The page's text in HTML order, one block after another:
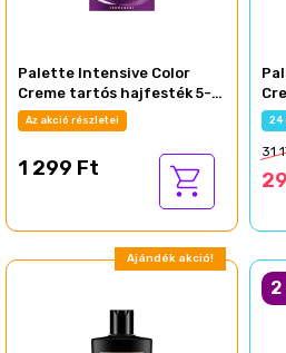
Palette Intensive Color
Creme tartós hajfesték 5-
68 Gesztenye
Az akció részletei
1 299 Ft
68
24
31
Ajándék akció!
2